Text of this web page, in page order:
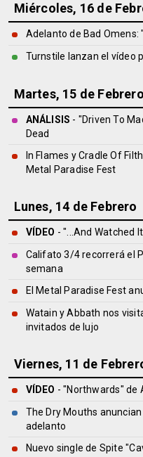
Miércoles, 16 de
Adelanto de Bad Omens:
Turnstile lanzan el vídeo
Martes, 15 de Febrero
ANÁLISIS - "Driven To
Dead
In Flames y Cradle Of
Metal Paradise Fest
Lunes, 14 de Febrero
VÍDEO - "...And Watched
Califato 3/4 recorrerá el
semana
El Metal Paradise Fest
Watain y Abbath nos
invitados de lujo
Viernes, 11 de
VÍDEO - "Northwards" de
The Dry Mouths
adelanto
Nuevo single de Spite